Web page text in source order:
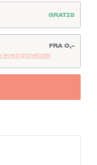
Radiant Clarity 4.2-
bare huske at lægge
GRATIS
leveringsmetoder
FRA 0,-